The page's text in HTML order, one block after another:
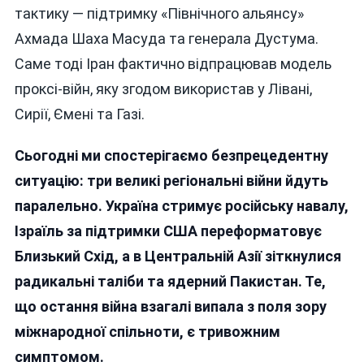
тактику — підтримку «Північного альянсу»
Ахмада Шаха Масуда та генерала Дустума.
Саме тоді Іран фактично відпрацював модель
проксі-війн, яку згодом використав у Лівані,
Сирії, Ємені та Газі.
Сьогодні ми спостерігаємо безпрецедентну
ситуацію: три великі регіональні війни йдуть
паралельно. Україна стримує російську навалу,
Ізраїль за підтримки США переформатовує
Близький Схід, а в Центральній Азії зіткнулися
радикальні таліби та ядерний Пакистан. Те,
що остання війна взагалі випала з поля зору
міжнародної спільноти, є тривожним
симптомом.